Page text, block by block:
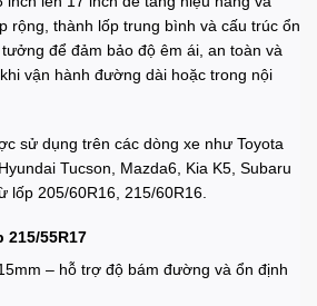
rộng, thành lốp trung bình và cấu trúc ổn
để đảm bảo độ êm ái, an toàn và
vận hành đường dài hoặc trong nội
sử dụng trên các dòng xe như Toyota
Tucson, Mazda6, Kia K5, Subaru
lốp 205/60R16, 215/60R16.
55R17
– hỗ trợ độ bám đường và ổn định